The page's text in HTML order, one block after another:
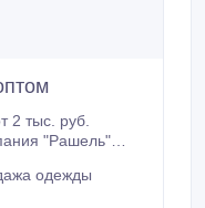
2 тыс. руб.
"Рашель"
одежды